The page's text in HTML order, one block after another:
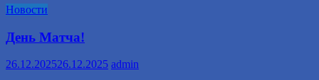
Новости
День Матча!
26.12.202526.12.2025 admin